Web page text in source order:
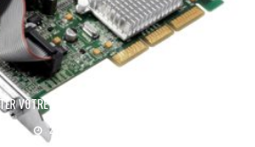
VOTRE CARTE VIDÉO DANS VOTRE PC
Laure 27 octobre 2024